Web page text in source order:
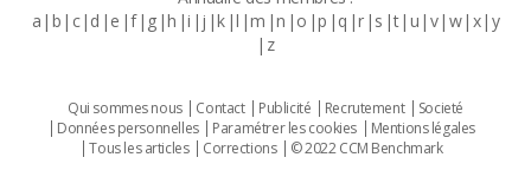
a b c d e f g h i j k l m n o p q r s t u v w x y
z
Qui sommes nous Contact Publicité Recrutement
Societé
Données personnelles
Paramétrer les cookies
Mentions légales
Tous les articles
Corrections © 2022 CCM Benchmark